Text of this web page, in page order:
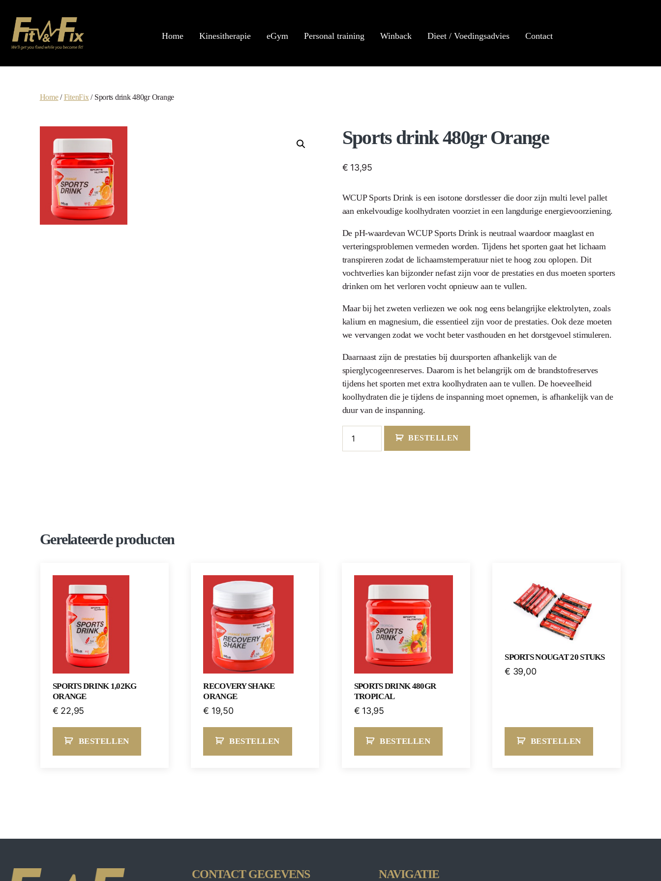
Home Kinesitherapie eGym Personal training Winback Dieet / Voedingsadvies Contact
Home/FitenFix/ Sports drink 480gr Orange
Sports drink 480gr Orange
€ 13,95
WCUP Sports Drink is een isotone dorstlesser die door zijn multi level pallet
aan enkelvoudige koolhydraten voorziet in een langdurige energievoorziening.
De pH-waardevan WCUP Sports Drink is neutraal waardoor maaglast en
verteringsproblemen vermeden worden. Tijdens het sporten gaat het lichaam
transpireren zodat de lichaamstemperatuur niet te hoog zou oplopen. Dit
vochtverlies kan bijzonder nefast zijn voor de prestaties en dus moeten sporters
drinken om het verloren vocht opnieuw aan te vullen.
Maar bij het zweten verliezen we ook nog eens belangrijke elektrolyten, zoals
kalium en magnesium, die essentieel zijn voor de prestaties. Ook deze moeten
we vervangen zodat we vocht beter vasthouden en het dorstgevoel stimuleren.
Daarnaast zijn de prestaties bij duursporten afhankelijk van de
spierglycogeenreserves. Daarom is het belangrijk om de brandstofreserves
tijdens het sporten met extra koolhydraten aan te vullen. De hoeveelheid
koolhydraten die je tijdens de inspanning moet opnemen, is afhankelijk van de
duur van de inspanning.
BESTELLEN
Gerelateerde producten
SPORTS DRINK 1,02KG
ORANGE
€ 22,95
BESTELLEN
RECOVERY SHAKE
ORANGE
€ 19,50
BESTELLEN
SPORTS DRINK 480GR
TROPICAL
€ 13,95
BESTELLEN
SPORTS NOUGAT 20 STUKS
€ 39,00
BESTELLEN
CONTACT GEGEVENS NAVIGATIE